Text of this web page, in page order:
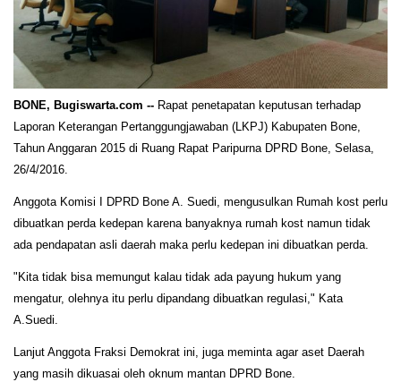
BONE, Bugiswarta.com -- Rapat penetapatan keputusan terhadap
Laporan Keterangan Pertanggungjawaban (LKPJ) Kabupaten Bone,
Tahun Anggaran 2015 di Ruang Rapat Paripurna DPRD Bone, Selasa,
26/4/2016.‎
Anggota Komisi I DPRD Bone A. Suedi, mengusulkan Rumah kost perlu
dibuatkan perda kedepan karena banyaknya rumah kost namun tidak
ada pendapatan asli daerah maka perlu kedepan ini dibuatkan perda.
"Kita tidak bisa memungut kalau tidak ada payung hukum yang
mengatur, olehnya itu perlu dipandang dibuatkan regulasi," Kata
A.Suedi.
Lanjut Anggota Fraksi Demokrat ini, juga meminta agar aset Daerah
yang masih dikuasai oleh oknum mantan DPRD Bone.